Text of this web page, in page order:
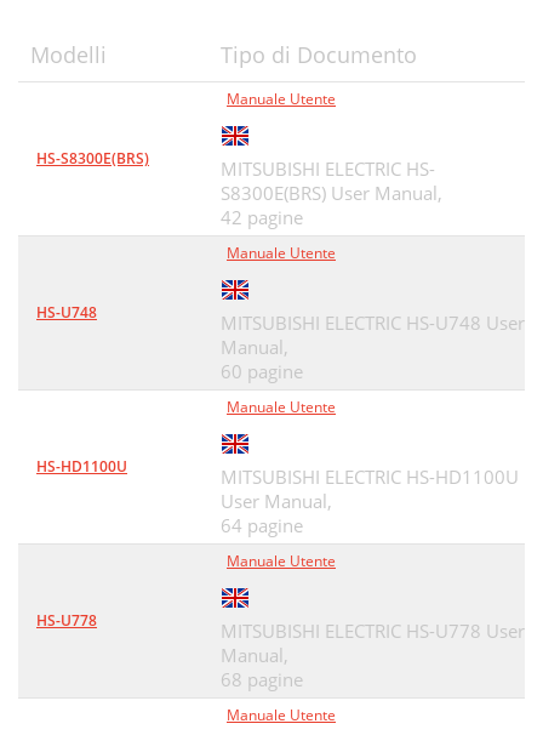
Modelli Tipo di Documento
HS-S8300E(BRS)
Manuale Utente
MITSUBISHI ELECTRIC HS-
S8300E(BRS) User Manual,
42 pagine
HS-U748
Manuale Utente
MITSUBISHI ELECTRIC HS-U748 User
Manual,
60 pagine
HS-HD1100U
Manuale Utente
MITSUBISHI ELECTRIC HS-HD1100U
User Manual,
64 pagine
HS-U778
Manuale Utente
MITSUBISHI ELECTRIC HS-U778 User
Manual,
68 pagine
Manuale Utente